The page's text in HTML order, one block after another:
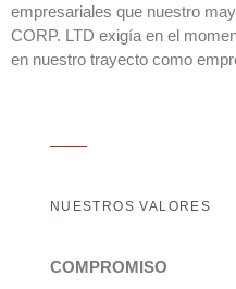
empresariales que nuestro
CORP. LTD exigía en el
en nuestro trayecto como
NUESTROS VALORES
COMPROMISO